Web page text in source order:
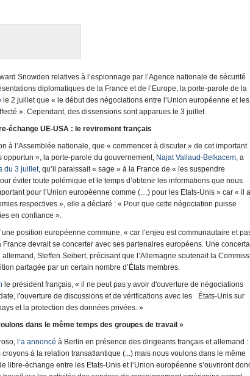
Snowden relatives à l’espionnage par l’Agence nationale de sécurité
diplomatiques de la France et de l’Europe, la porte-parole de la
le 2 juillet que « le début des négociations entre l’Union européenne et les
». Cependant, des dissensions sont apparues le 3 juillet.
échange UE-USA : le revirement français
à l’Assemblée nationale, que « commencer à discuter » de cet important
», la porte-parole du gouvernement, Najat Vallaud-Belkacem, a
du 3 juillet, qu’il paraissait « sage » à la France de « les suspendre
éviter toute polémique et le temps d’obtenir les informations que nous
pour l’Union européenne comme (…) pour les Etats-Unis » car « il a
respectives », elle a déclaré : « Pour que cette négociation puisse
en confiance ».
position européenne commune, « car l’enjeu est communautaire et
France devrait se concerter avec ses partenaires européens. Une
Steffen Seibert, précisant que l’Allemagne soutenait la
partagée par un certain nombre d’États membres.
le président français, « il ne peut pas y avoir d'ouverture de négociations
l'ouverture de discussions et de vérifications avec les États-Unis sur
et la protection des données privées. »
dans le même temps des groupes de travail »
l’a annoncé à Berlin en présence des dirigeants français et allemand :
à la relation transatlantique (...) mais nous voulons dans le même
libre-échange entre les Etats-Unis et l’Union européenne s’ouvriront